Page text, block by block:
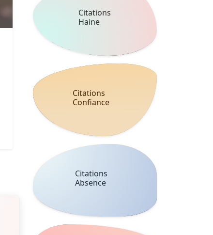
Citations
Haine
Citations
Confiance
Citations
Absence